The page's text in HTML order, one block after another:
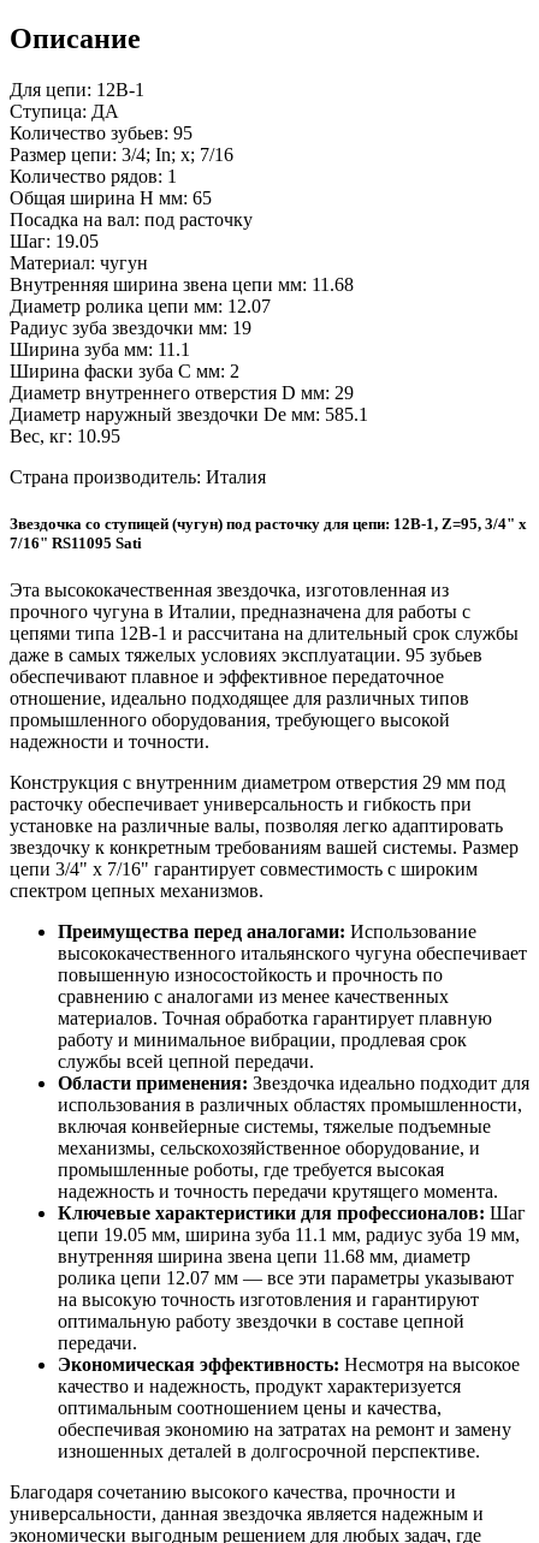
Описание
Для цепи: 12B-1
Ступица: ДА
Количество зубьев: 95
Размер цепи: 3/4; In; x; 7/16
Количество рядов: 1
Общая ширина H мм: 65
Посадка на вал: под расточку
Шаг: 19.05
Материал: чугун
Внутренняя ширина звена цепи мм: 11.68
Диаметр ролика цепи мм: 12.07
Радиус зуба звездочки мм: 19
Ширина зуба мм: 11.1
Ширина фаски зуба C мм: 2
Диаметр внутреннего отверстия D мм: 29
Диаметр наружный звездочки De мм: 585.1
Вес, кг: 10.95
Страна производитель: Италия
Звездочка со ступицей (чугун) под расточку для цепи: 12B-1, Z=95, 3/4" x
7/16" RS11095 Sati
Эта высококачественная звездочка, изготовленная из
прочного чугуна в Италии, предназначена для работы с
цепями типа 12B-1 и рассчитана на длительный срок службы
даже в самых тяжелых условиях эксплуатации. 95 зубьев
обеспечивают плавное и эффективное передаточное
отношение, идеально подходящее для различных типов
промышленного оборудования, требующего высокой
надежности и точности.
Конструкция с внутренним диаметром отверстия 29 мм под
расточку обеспечивает универсальность и гибкость при
установке на различные валы, позволяя легко адаптировать
звездочку к конкретным требованиям вашей системы. Размер
цепи 3/4" x 7/16" гарантирует совместимость с широким
спектром цепных механизмов.
Преимущества перед аналогами: Использование
высококачественного итальянского чугуна обеспечивает
повышенную износостойкость и прочность по
сравнению с аналогами из менее качественных
материалов. Точная обработка гарантирует плавную
работу и минимальное вибрации, продлевая срок
службы всей цепной передачи.
Области применения: Звездочка идеально подходит для
использования в различных областях промышленности,
включая конвейерные системы, тяжелые подъемные
механизмы, сельскохозяйственное оборудование, и
промышленные роботы, где требуется высокая
надежность и точность передачи крутящего момента.
Ключевые характеристики для профессионалов: Шаг
цепи 19.05 мм, ширина зуба 11.1 мм, радиус зуба 19 мм,
внутренняя ширина звена цепи 11.68 мм, диаметр
ролика цепи 12.07 мм — все эти параметры указывают
на высокую точность изготовления и гарантируют
оптимальную работу звездочки в составе цепной
передачи.
Экономическая эффективность: Несмотря на высокое
качество и надежность, продукт характеризуется
оптимальным соотношением цены и качества,
обеспечивая экономию на затратах на ремонт и замену
изношенных деталей в долгосрочной перспективе.
Благодаря сочетанию высокого качества, прочности и
универсальности, данная звездочка является надежным и
экономически выгодным решением для любых задач, где